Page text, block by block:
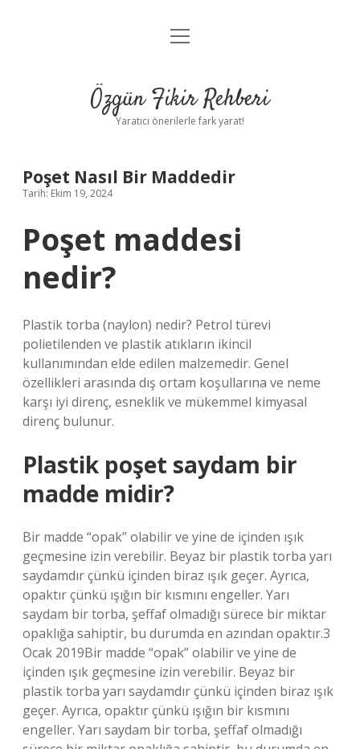
Gizlilik Politikası
Yasal Uyarı
menüyü
Özgün Fikir Rehberi
Yaratıcı önerilerle fark yarat!
Poşet Nasıl Bir Maddedir
Tarih: Ekim 19, 2024
Poşet maddesi
nedir?
Plastik torba (naylon) nedir? Petrol türevi
polietilenden ve plastik atıkların ikincil
kullanımından elde edilen malzemedir. Genel
özellikleri arasında dış ortam koşullarına ve neme
karşı iyi direnç, esneklik ve mükemmel kimyasal
direnç bulunur.
Plastik poşet saydam bir
madde midir?
Bir madde “opak” olabilir ve yine de içinden ışık
geçmesine izin verebilir. Beyaz bir plastik torba yarı
saydamdır çünkü içinden biraz ışık geçer. Ayrıca,
opaktır çünkü ışığın bir kısmını engeller. Yarı
saydam bir torba, şeffaf olmadığı sürece bir miktar
opaklığa sahiptir, bu durumda en azından opaktır.3
Ocak 2019Bir madde “opak” olabilir ve yine de
içinden ışık geçmesine izin verebilir. Beyaz bir
plastik torba yarı saydamdır çünkü içinden biraz ışık
geçer. Ayrıca, opaktır çünkü ışığın bir kısmını
engeller. Yarı saydam bir torba, şeffaf olmadığı